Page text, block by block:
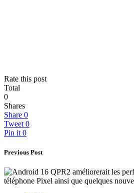
Rate this post
Total
0
Shares
Share 0
Tweet 0
Pin it 0
Previous Post